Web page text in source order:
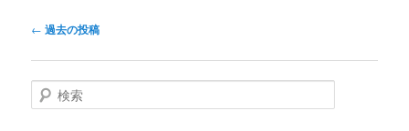
投
ナ
ビ
ゲ
← 過去の投稿
検
索